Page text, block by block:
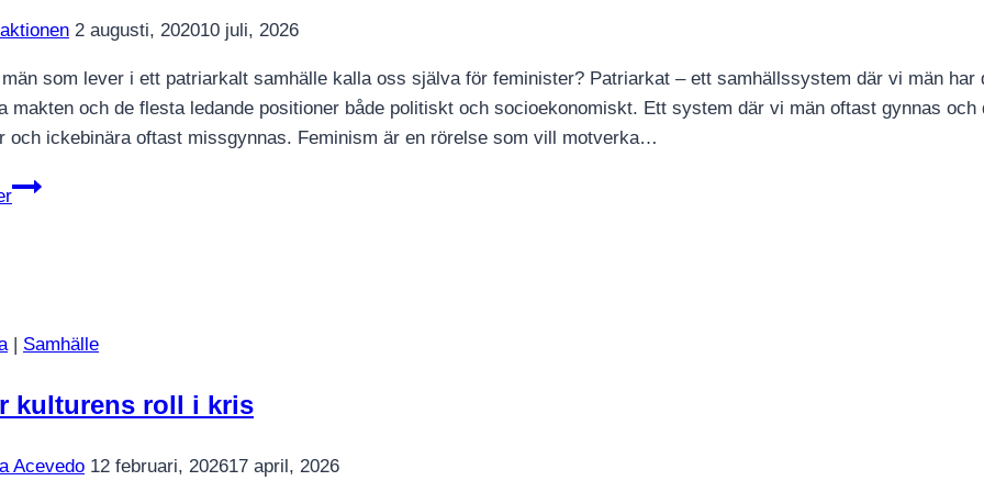
2 augusti, 202010 juli, 2026
som lever i ett patriarkalt samhälle kalla oss själva för feminister? Patriarkat – ett samhällssystem där vi män har
makten och de flesta ledande positioner både politiskt och socioekonomiskt. Ett system där vi män oftast gynnas och
och ickebinära oftast missgynnas. Feminism är en rörelse som vill motverka…
Vad
mig
man
| Samhälle
kulturens roll i kris
Acevedo 12 februari, 202617 april, 2026